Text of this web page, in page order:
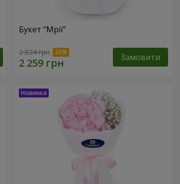
Букет "Мрії"
2 824 грн Замовити